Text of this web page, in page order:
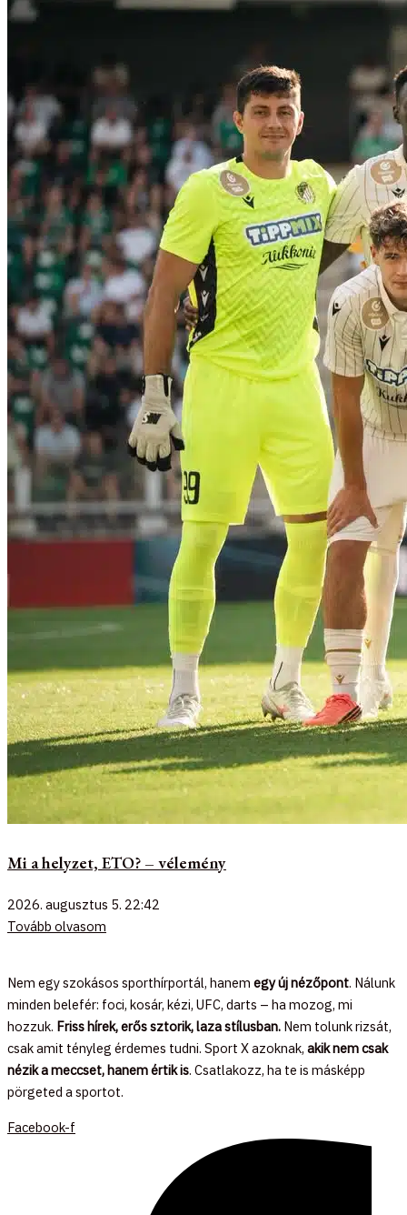
Mi a helyzet, ETO? – vélemény
2026. augusztus 5. 22:42
Tovább olvasom
Nem egy szokásos sporthírportál, hanem egy új nézőpont. Nálunk
minden belefér: foci, kosár, kézi, UFC, darts – ha mozog, mi
hozzuk. Friss hírek, erős sztorik, laza stílusban. Nem tolunk rizsát,
csak amit tényleg érdemes tudni. Sport X azoknak, akik nem csak
nézik a meccset, hanem értik is. Csatlakozz, ha te is másképp
pörgeted a sportot.
Facebook-f